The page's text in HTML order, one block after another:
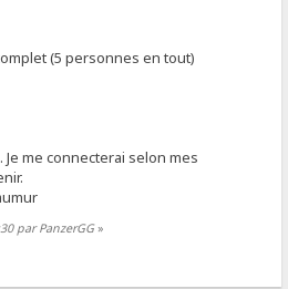
(5 personnes en tout)
me connecterai selon mes
par PanzerGG»